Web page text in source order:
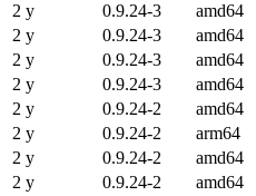
2 y
0.9.24-3 amd64
2 y
0.9.24-3 amd64
2 y
0.9.24-3 amd64
2 y
0.9.24-3 amd64
2 y
0.9.24-2 amd64
2 y
0.9.24-2 arm64
2 y
0.9.24-2 amd64
2 y
0.9.24-2 amd64